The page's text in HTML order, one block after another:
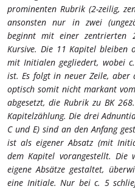
prominenten Rubrik (2-zeilig,
ansonsten nur in zwei
beginnt mit einer zentrierten
Kursive. Die 11 Kapitel bleiben
mit Initialen gegliedert, wobei
ist. Es folgt in neuer Zeile, aber
optisch somit nicht markant
abgesetzt, die Rubrik zu BK
Kapitelzählung. Die drei
C und E) sind an den Anfang
ist als eigener Absatz (mit
dem Kapitel vorangestellt. Die
eigene Absätze gestaltet,
eine Initiale. Nur bei c. 5